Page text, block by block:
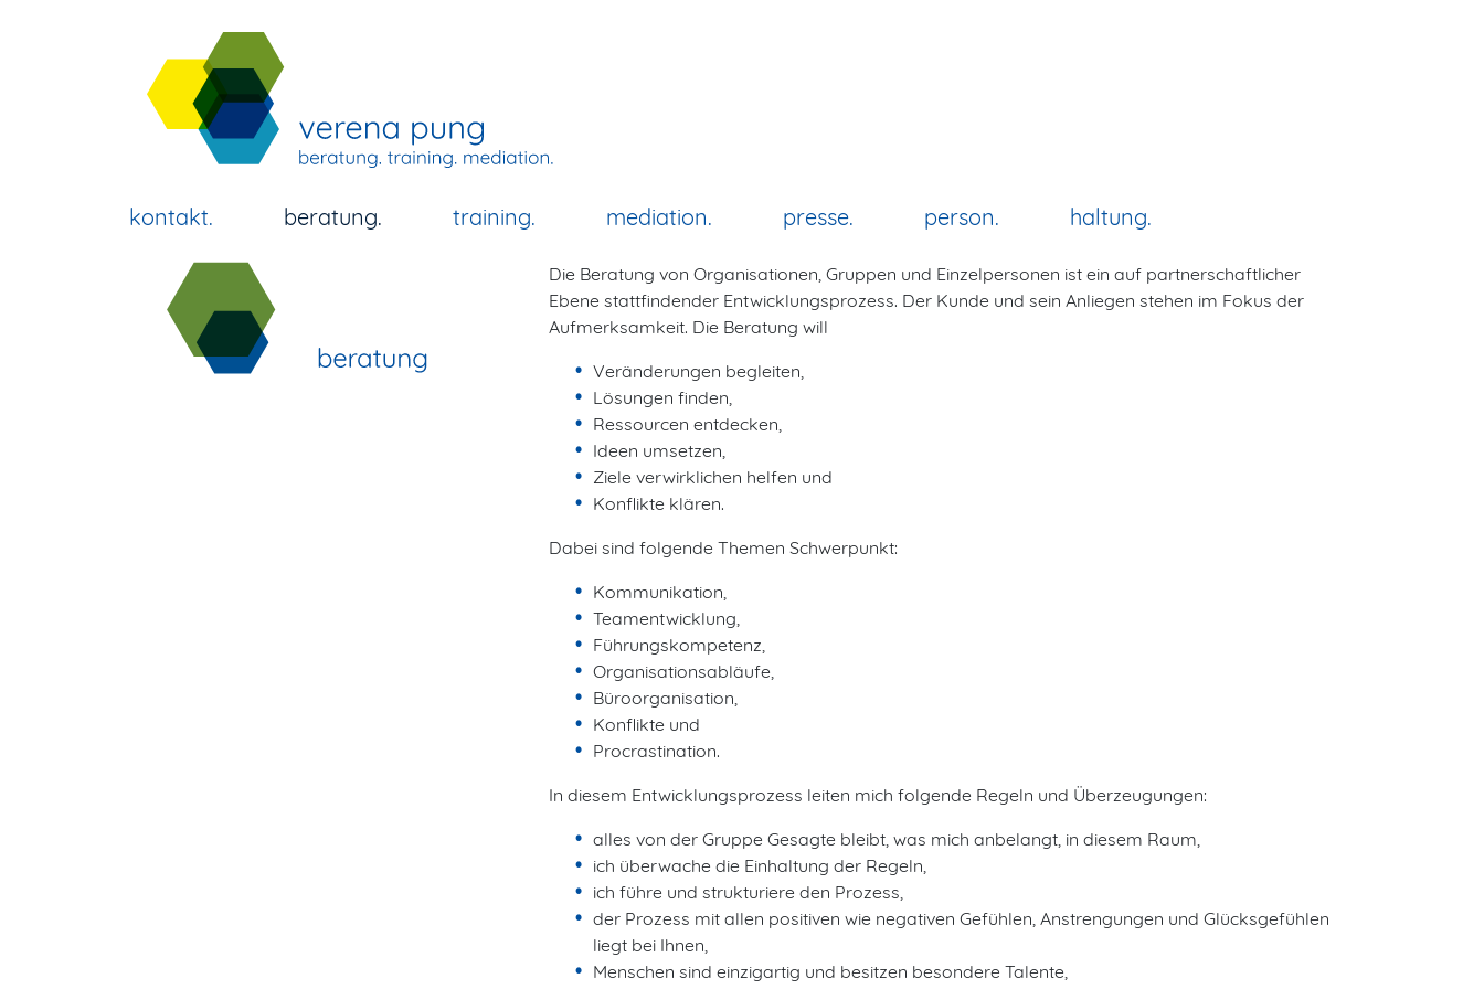
kontakt beratung training mediation presse person haltung
Beratung
Die Beratung von Organisationen, Gruppen und Einzelpersonen ist ein auf partnerschaftlicher
Ebene stattfindender Entwicklungsprozess. Der Kunde und sein Anliegen stehen im Fokus der
Aufmerksamkeit. Die Beratung will
Veränderungen begleiten,
Lösungen finden,
Ressourcen entdecken,
Ideen umsetzen,
Ziele verwirklichen helfen und
Konflikte klären.
Dabei sind folgende Themen Schwerpunkt:
Kommunikation,
Teamentwicklung,
Führungskompetenz,
Organisationsabläufe,
Büroorganisation,
Konflikte und
Procrastination.
In diesem Entwicklungsprozess leiten mich folgende Regeln und Überzeugungen:
alles von der Gruppe Gesagte bleibt, was mich anbelangt, in diesem Raum,
ich überwache die Einhaltung der Regeln,
ich führe und strukturiere den Prozess,
der Prozess mit allen positiven wie negativen Gefühlen, Anstrengungen und Glücksgefühlen
liegt bei Ihnen,
Menschen sind einzigartig und besitzen besondere Talente,